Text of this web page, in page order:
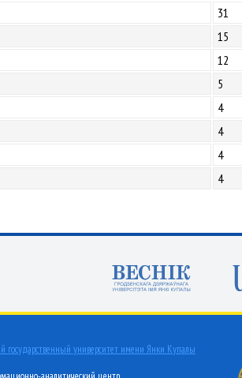
31
15
12
5
4
4
4
4
государственный университет имени Янки Купалы